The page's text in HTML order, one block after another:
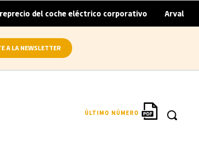
coche eléctrico corporativo | Arval convierte en
A LA NEWSLETTER
ÚLTIMO NÚMERO